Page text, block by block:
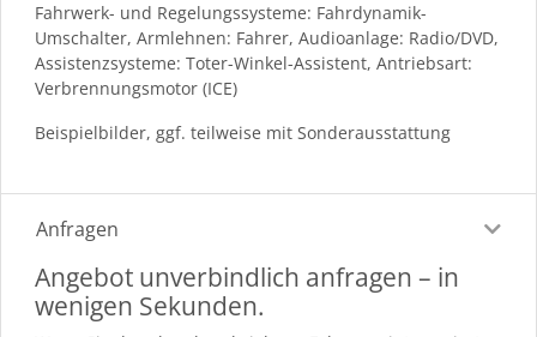
Fahrwerk- und Regelungssysteme: Fahrdynamik-
Umschalter, Armlehnen: Fahrer, Audioanlage: Radio/DVD,
Assistenzsysteme: Toter-Winkel-Assistent, Antriebsart:
Verbrennungsmotor (ICE)
Beispielbilder, ggf. teilweise mit Sonderausstattung
Anfragen
Angebot unverbindlich anfragen – in
wenigen Sekunden.